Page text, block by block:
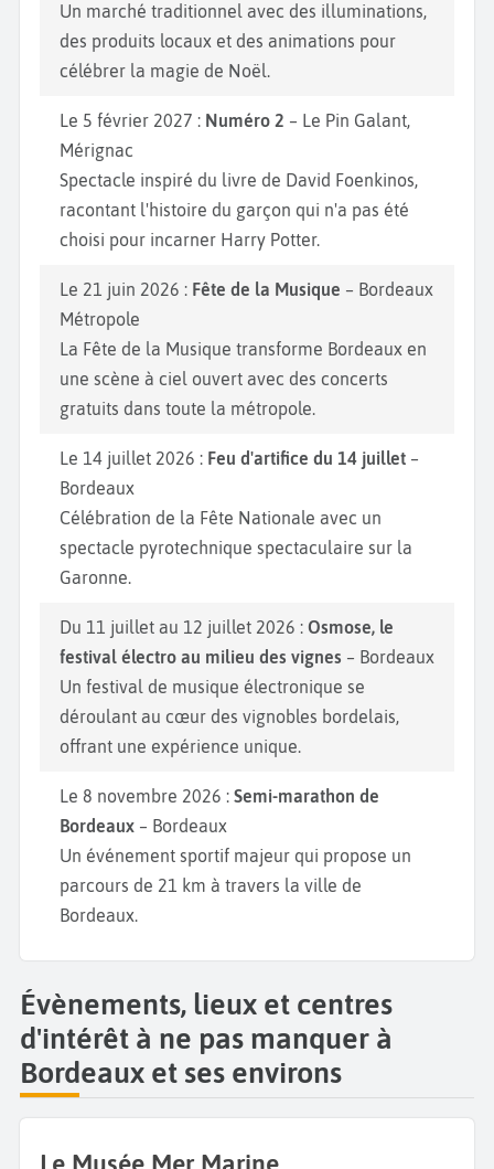
Un marché traditionnel avec des illuminations,
des produits locaux et des animations pour
célébrer la magie de Noël.
Le 5 février 2027 : Numéro 2 – Le Pin Galant,
Mérignac
Spectacle inspiré du livre de David Foenkinos,
racontant l'histoire du garçon qui n'a pas été
choisi pour incarner Harry Potter.
Le 21 juin 2026 : Fête de la Musique – Bordeaux
Métropole
La Fête de la Musique transforme Bordeaux en
une scène à ciel ouvert avec des concerts
gratuits dans toute la métropole.
Le 14 juillet 2026 : Feu d'artifice du 14 juillet –
Bordeaux
Célébration de la Fête Nationale avec un
spectacle pyrotechnique spectaculaire sur la
Garonne.
Du 11 juillet au 12 juillet 2026 : Osmose, le
festival électro au milieu des vignes – Bordeaux
Un festival de musique électronique se
déroulant au cœur des vignobles bordelais,
offrant une expérience unique.
Le 8 novembre 2026 : Semi-marathon de
Bordeaux – Bordeaux
Un événement sportif majeur qui propose un
parcours de 21 km à travers la ville de
Bordeaux.
Évènements, lieux et centres
d'intérêt à ne pas manquer à
Bordeaux et ses environs
Le Musée Mer Marine